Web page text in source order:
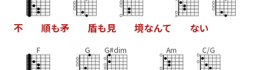
不 順も矛 盾も見 境なんて ない
F G G#dim Am C/G